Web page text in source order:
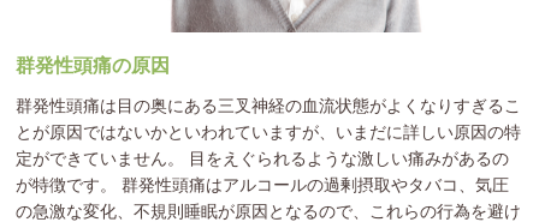
群発性頭痛の原因
群発性頭痛は目の奥にある三叉神経の血流状態がよくなりすぎるこ
とが原因ではないかといわれていますが、いまだに詳しい原因の特
定ができていません。 目をえぐられるような激しい痛みがあるの
が特徴です。 群発性頭痛はアルコールの過剰摂取やタバコ、気圧
の急激な変化、不規則睡眠が原因となるので、これらの行為を避け